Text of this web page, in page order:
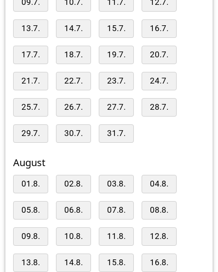
09.7. 10.7. 11.7. 12.7.
13.7. 14.7. 15.7. 16.7.
17.7. 18.7. 19.7. 20.7.
21.7. 22.7. 23.7. 24.7.
25.7. 26.7. 27.7. 28.7.
29.7. 30.7. 31.7.
August
01.8. 02.8. 03.8. 04.8.
05.8. 06.8. 07.8. 08.8.
09.8. 10.8. 11.8. 12.8.
13.8. 14.8. 15.8. 16.8.